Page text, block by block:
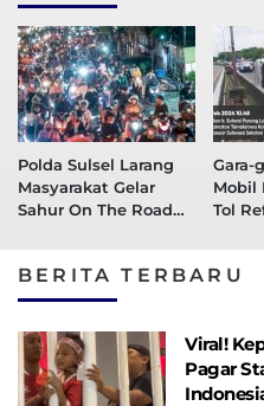
Polda Sulsel Larang
Masyarakat Gelar
Sahur On The Road
Gara-
Mobil
Tol
BERITA TERBARU
Viral!
Pagar